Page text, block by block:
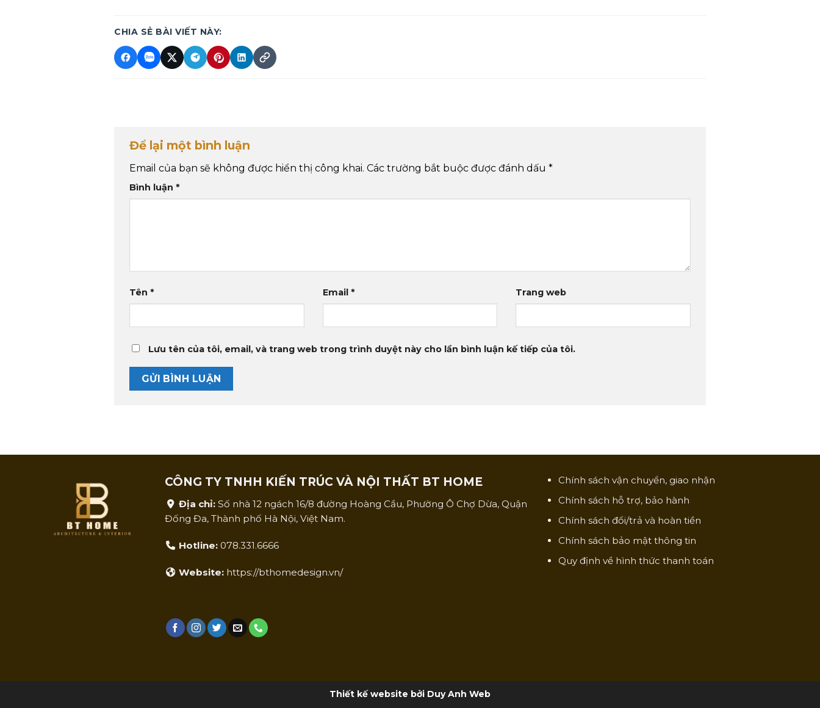
CHIA SẺ BÀI VIẾT NÀY:
Để lại một bình luận
Email của bạn sẽ không được hiển thị công khai. Các trường bắt buộc được đánh dấu *
Bình luận *
Tên * Email * Trang web
Lưu tên của tôi, email, và trang web trong trình duyệt này cho lần bình luận kế tiếp của tôi.
CÔNG TY TNHH KIẾN TRÚC VÀ NỘI THẤT BT HOME
Địa chỉ:Số nhà 12 ngách 16/8 đường Hoàng Cầu, Phường Ô Chợ Dừa, Quận
Đống Đa, Thành phố Hà Nội, Việt Nam.
Hotline:078.331.6666
Website: https://bthomedesign.vn/
Chính sách vận chuyển, giao nhận
Chính sách hỗ trợ, bảo hành
Chính sách đổi/trả và hoàn tiền
Chính sách bảo mật thông tin
Quy định về hình thức thanh toán
Thiết kế website bởi Duy Anh Web